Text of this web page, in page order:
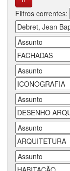
Filtros correntes: